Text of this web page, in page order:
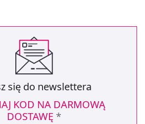
się do newslettera
KOD NA DARMOWĄ
DOSTAWĘ *